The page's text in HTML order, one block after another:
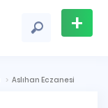
+
Ekle
Aslıhan Eczanesi